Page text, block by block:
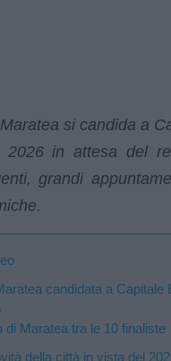
si candida a
2026 in attesa del
grandi
candidata a Capitale
di Maratea tra le 10 finaliste
della città in vista del